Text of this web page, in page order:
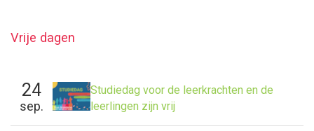
Vrije dagen
24
sep.
Studiedag voor de leerkrachten en de
leerlingen zijn vrij